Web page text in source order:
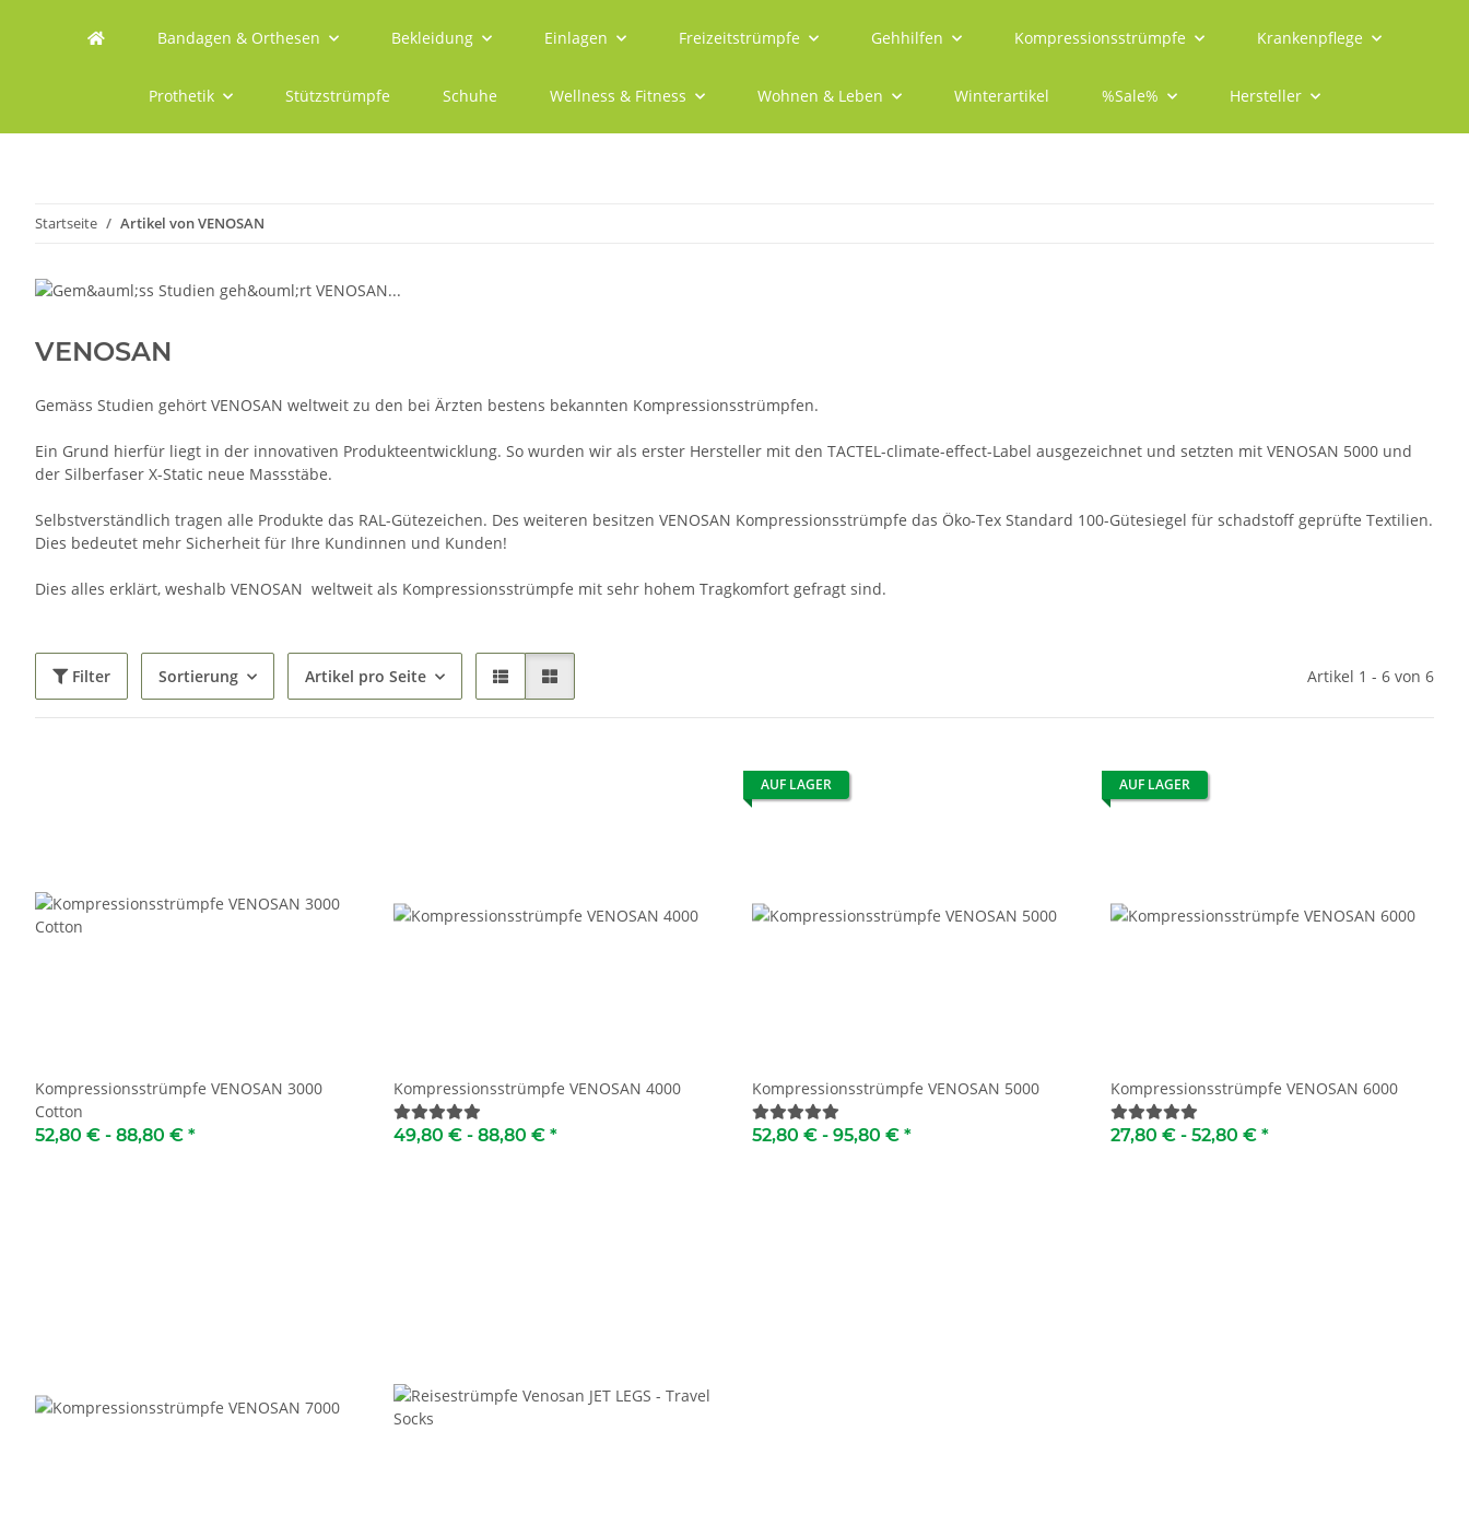
Bandagen & Orthesen Bekleidung Einlagen Freizeitstrümpfe Gehhilfen Kompressionsstrümpfe Krankenpflege
Prothetik Stützstrümpfe Schuhe Wellness & Fitness Wohnen & Leben Winterartikel %Sale% Hersteller
Startseite Artikel von VENOSAN
VENOSAN
Gemäss Studien gehört VENOSAN weltweit zu den bei Ärzten bestens bekannten Kompressionsstrümpfen.
Ein Grund hierfür liegt in der innovativen Produkteentwicklung. So wurden wir als erster Hersteller mit den TACTEL-climate-effect-Label ausgezeichnet und setzten mit VENOSAN 5000 und
der Silberfaser X-Static neue Massstäbe.
Selbstverständlich tragen alle Produkte das RAL-Gütezeichen. Des weiteren besitzen VENOSAN Kompressionsstrümpfe das Öko-Tex Standard 100-Gütesiegel für schadstoff geprüfte Textilien.
Dies bedeutet mehr Sicherheit für Ihre Kundinnen und Kunden!
Dies alles erklärt, weshalb VENOSAN weltweit als Kompressionsstrümpfe mit sehr hohem Tragkomfort gefragt sind.
Filter Sortierung Artikel pro Seite Artikel 1 - 6 von 6
Kompressionsstrümpfe VENOSAN 3000
Cotton
52,80 € - 88,80 € *
Kompressionsstrümpfe VENOSAN 4000
49,80 € - 88,80 € *
AUF LAGER
Kompressionsstrümpfe VENOSAN 5000
52,80 € - 95,80 € *
AUF LAGER
Kompressionsstrümpfe VENOSAN 6000
27,80 € - 52,80 € *